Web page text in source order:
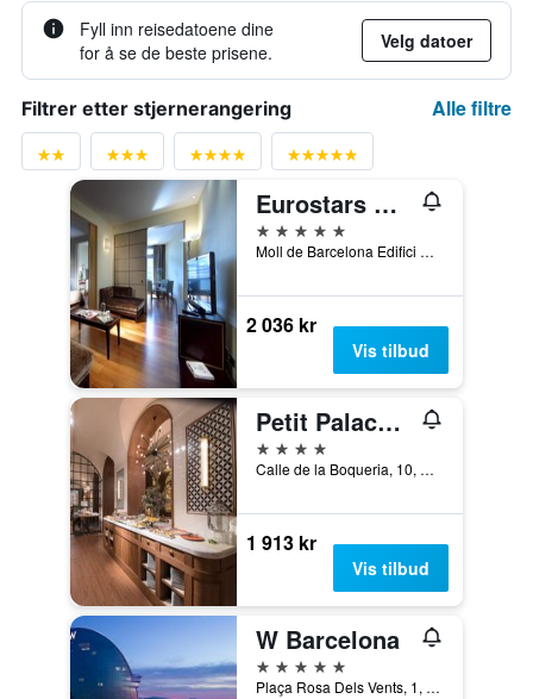
Fyll inn reisedatoene dine
for å se de beste prisene.
Velg datoer
Filtrer etter stjernerangering Alle filtre
Eurostars Grand Marina
5 stjerner
Moll de Barcelona Edifici Sud Of. 323, Barcelona, Spania
2 036 kr
Vis tilbud
Petit Palace Boqueria Garden
4 stjerner
Calle de la Boqueria, 10, Barcelona, Spania
1 913 kr
Vis tilbud
W Barcelona
5 stjerner
Plaça Rosa Dels Vents, 1, Barcelona, Spania